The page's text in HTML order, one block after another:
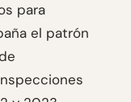
para
el patrón